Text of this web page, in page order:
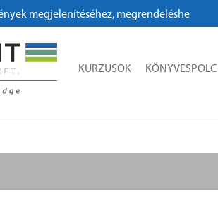
megrendeléshez kérjük, regisztráljon!
KURZUSOK KÖNYVESPOLC